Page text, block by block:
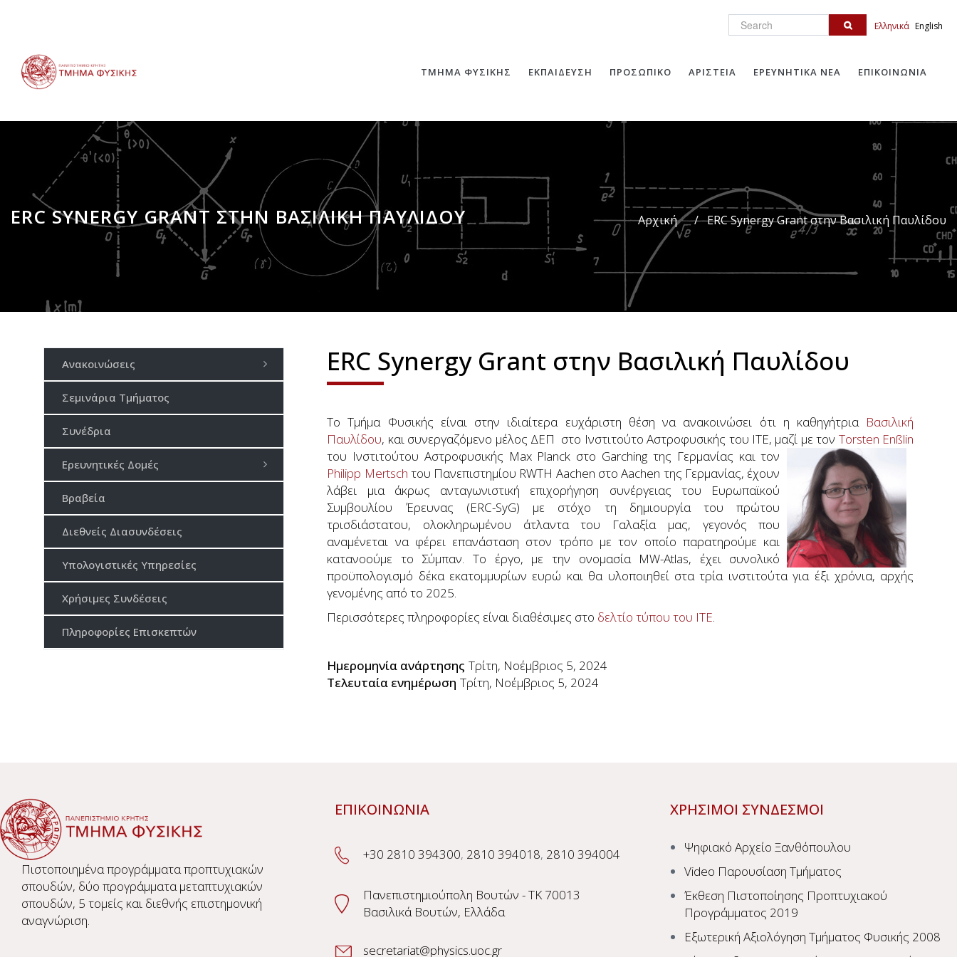
κυρίως
περιεχόμενο
Search Ελληνικά English
ΤΜΗΜΑ ΦΥΣΙΚΗΣ ΕΚΠΑΙΔΕΥΣΗ ΠΡΟΣΩΠΙΚΟ ΑΡΙΣΤΕΙΑ ΕΡΕΥΝΗΤΙΚΑ ΝΕΑ ΕΠΙΚΟΙΝΩΝΙΑ
ERC SYNERGY GRANT ΣΤΗΝ ΒΑΣΙΛΙΚΉ ΠΑΥΛΊΔΟΥ
Breadcrumb Αρχική / ERC Synergy Grant στην Βασιλική Παυλίδου
ERC Synergy Grant στην Βασιλική Παυλίδου
Το Τμήμα Φυσικής είναι στην ιδιαίτερα ευχάριστη θέση να ανακοινώσει ότι η καθηγήτρια Βασιλική
Παυλίδου, και συνεργαζόμενο μέλος ΔΕΠ στο Ινστιτούτο Αστροφυσικής του ΙΤΕ, μαζί με τον Torsten Enßlin
του Ινστιτούτου Αστροφυσικής Max Planck στο Garching της Γερμανίας και τον
Philipp Mertsch του Πανεπιστημίου RWTH Aachen στο Aachen της Γερμανίας, έχουν
λάβει μια άκρως ανταγωνιστική επιχορήγηση συνέργειας του Ευρωπαϊκού
Συμβουλίου Έρευνας (ERC-SyG) με στόχο τη δημιουργία του πρώτου
τρισδιάστατου, ολοκληρωμένου άτλαντα του Γαλαξία μας, γεγονός που
αναμένεται να φέρει επανάσταση στον τρόπο με τον οποίο παρατηρούμε και
κατανοούμε το Σύμπαν. Το έργο, με την ονομασία MW-Atlas, έχει συνολικό
προϋπολογισμό δέκα εκατομμυρίων ευρώ και θα υλοποιηθεί στα τρία ινστιτούτα για έξι χρόνια, αρχής
γενομένης από το 2025.
Περισσότερες πληροφορίες είναι διαθέσιμες στο δελτίο τύπου του ΙΤΕ.
Ημερομηνία ανάρτησης Τρίτη, Νοέμβριος 5, 2024
Τελευταία ενημέρωση Τρίτη, Νοέμβριος 5, 2024
Ανακοινώσεις
Σεμινάρια Τμήματος
Συνέδρια
Ερευνητικές Δομές
Βραβεία
Διεθνείς Διασυνδέσεις
Υπολογιστικές Υπηρεσίες
Χρήσιμες Συνδέσεις
Πληροφορίες Επισκεπτών
Πιστοποιημένα προγράμματα προπτυχιακών
σπουδών, δύο προγράμματα μεταπτυχιακών
σπουδών, 5 τομείς και διεθνής επιστημονική
αναγνώριση.
ΕΠΙΚΟΙΝΩΝΙΑ
+30 2810 394300, 2810 394018, 2810 394004
Πανεπιστημιούπολη Βουτών - TK 70013
Βασιλικά Βουτών, Ελλάδα
secretariat@physics.uoc.gr
ΧΡΗΣΙΜΟΙ ΣΥΝΔΕΣΜΟΙ
Ψηφιακό Αρχείο Ξανθόπουλου
Video Παρουσίαση Τμήματος
Έκθεση Πιστοποίησης Προπτυχιακού
Προγράμματος 2019
Εξωτερική Αξιολόγηση Τμήματος Φυσικής 2008